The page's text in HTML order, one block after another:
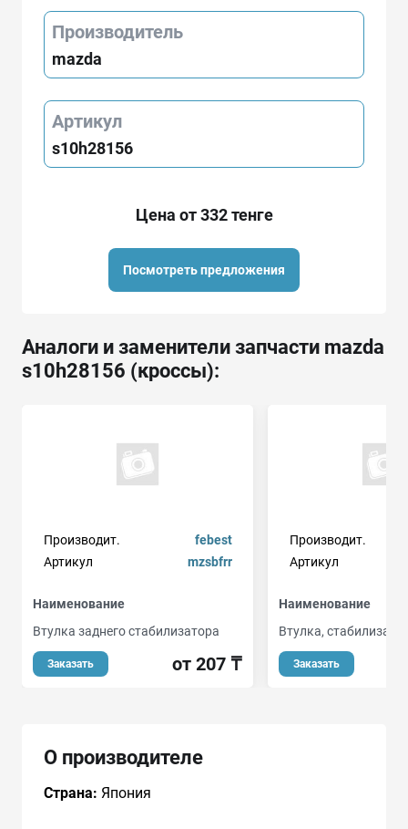
Производитель
mazda
Артикул
s10h28156
Цена от 332 тенге
Посмотреть предложения
Аналоги и заменители запчасти mazda
s10h28156 (кроссы):
Производит.
febest
Артикул
mzsbfrr
Наименование
Втулка заднего стабилизатора
Заказать от 207 ₸
Производит.
Артикул
Наименование
Втулка,
Заказать
О производителе
Страна: Япония